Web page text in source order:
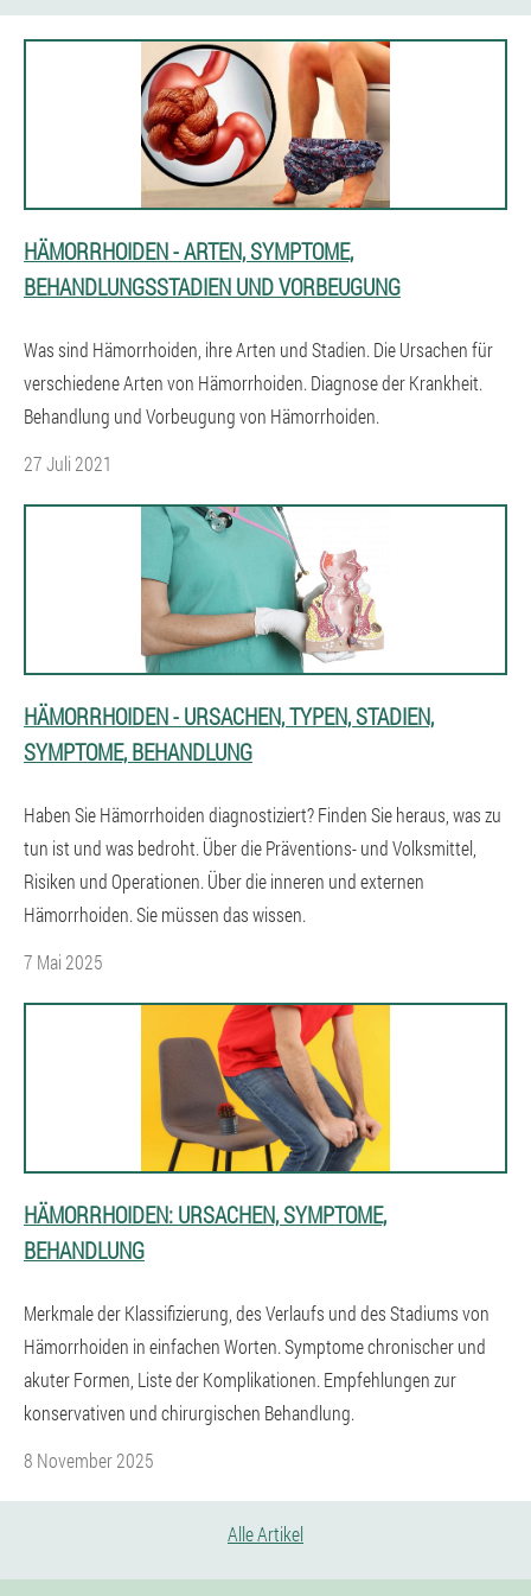
HÄMORRHOIDEN - ARTEN, SYMPTOME,
BEHANDLUNGSSTADIEN UND VORBEUGUNG
Was sind Hämorrhoiden, ihre Arten und Stadien. Die Ursachen für
verschiedene Arten von Hämorrhoiden. Diagnose der Krankheit.
Behandlung und Vorbeugung von Hämorrhoiden.
27 Juli 2021
HÄMORRHOIDEN - URSACHEN, TYPEN, STADIEN,
SYMPTOME, BEHANDLUNG
Haben Sie Hämorrhoiden diagnostiziert? Finden Sie heraus, was zu
tun ist und was bedroht. Über die Präventions- und Volksmittel,
Risiken und Operationen. Über die inneren und externen
Hämorrhoiden. Sie müssen das wissen.
7 Mai 2025
HÄMORRHOIDEN: URSACHEN, SYMPTOME,
BEHANDLUNG
Merkmale der Klassifizierung, des Verlaufs und des Stadiums von
Hämorrhoiden in einfachen Worten. Symptome chronischer und
akuter Formen, Liste der Komplikationen. Empfehlungen zur
konservativen und chirurgischen Behandlung.
8 November 2025
Alle Artikel